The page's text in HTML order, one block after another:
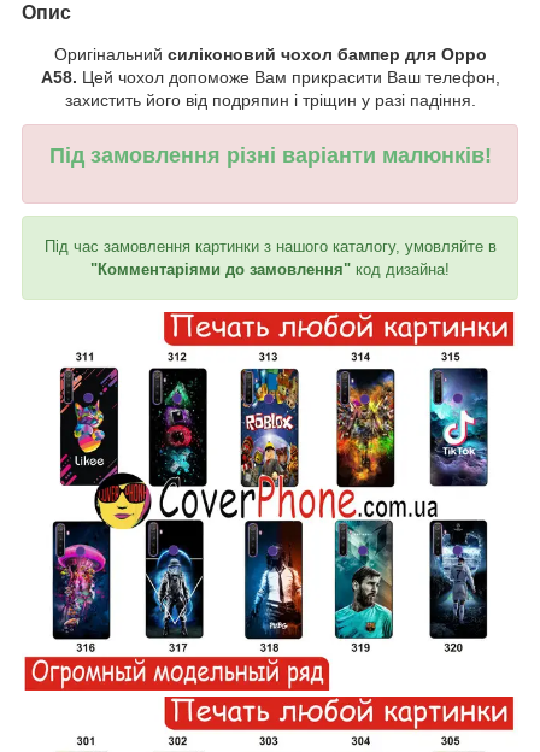
Опис
Оригінальний силіконовий чохол бампер для Oppo
A58. Цей чохол допоможе Вам прикрасити Ваш телефон,
захистить його від подряпин і тріщин у разі падіння.
Під замовлення різні варіанти малюнків!
Під час замовлення картинки з нашого каталогу, умовляйте в
"Комментаріями до замовлення" код дизайна!